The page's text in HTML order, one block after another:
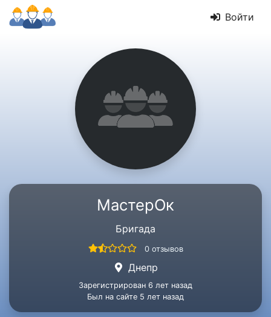
Войти
МастерОк
Бригада
0 отзывов
Днепр
Зарегистрирован 6 лет назад
Был на сайте 5 лет назад